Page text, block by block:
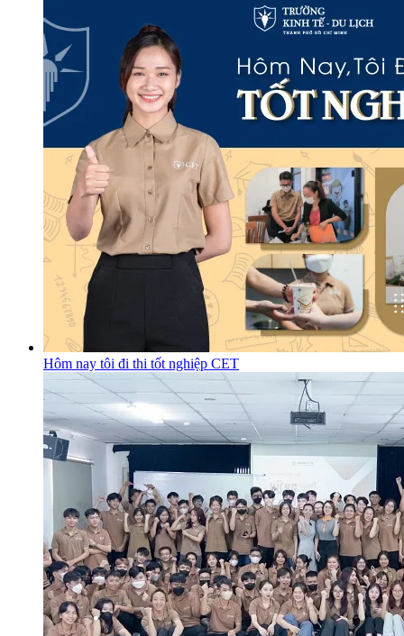
Hôm nay tôi đi thi tốt nghiệp CET